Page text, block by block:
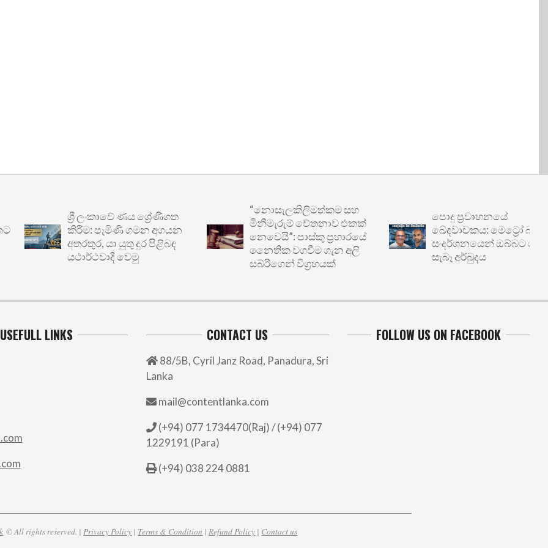
ශ්‍රී ලංකාවේ ණය ශ්‍රේණිගත
කිරීම: පැමිණි ගමන අගයන
අතරතුර, යා යුතු දුර පිළිබඳ
යථාර්ථවාදී වෙමු
“නොසැලකිලිමත්කම සහ
මිනීමැරුම් චේතනාව එකක්
නෙවෙයි”: පාස්කු ප්‍රහාරයේ
නෛතික වගවීම ගැන අලි
සබ්රිගෙන් විග්‍රහයක්
පොදු ප්‍රවාහනයේ
ඛේදවාචකය: මෙට්‍රෝ බස්
සංදර්ශනයෙන් ඔබ්බට ගිය
සැබෑ අර්බුදය
USEFULL LINKS CONTACT US
88/5B, Cyril Janz Road, Panadura, Sri
Lanka
mail@contentlanka.com
(+94) 077 1734470(Raj) / (+94) 077
1229191 (Para)
(+94) 038 224 0881
FOLLOW US ON FACEBOOK
© All rights reserved. |Privacy Policy | Terms & Condition |Refund Policy | Contact us